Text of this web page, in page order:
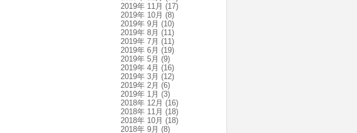
2019年 11月 (17)
2019年 10月 (8)
2019年 9月 (10)
2019年 8月 (11)
2019年 7月 (11)
2019年 6月 (19)
2019年 5月 (9)
2019年 4月 (16)
2019年 3月 (12)
2019年 2月 (6)
2019年 1月 (3)
2018年 12月 (16)
2018年 11月 (18)
2018年 10月 (18)
2018年 9月 (8)